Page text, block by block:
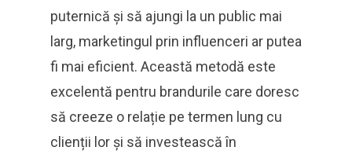
puternică și să ajungi la un public mai
larg, marketingul prin influenceri ar putea
fi mai eficient. Această metodă este
excelentă pentru brandurile care doresc
să creeze o relație pe termen lung cu
clienții lor și să investească în